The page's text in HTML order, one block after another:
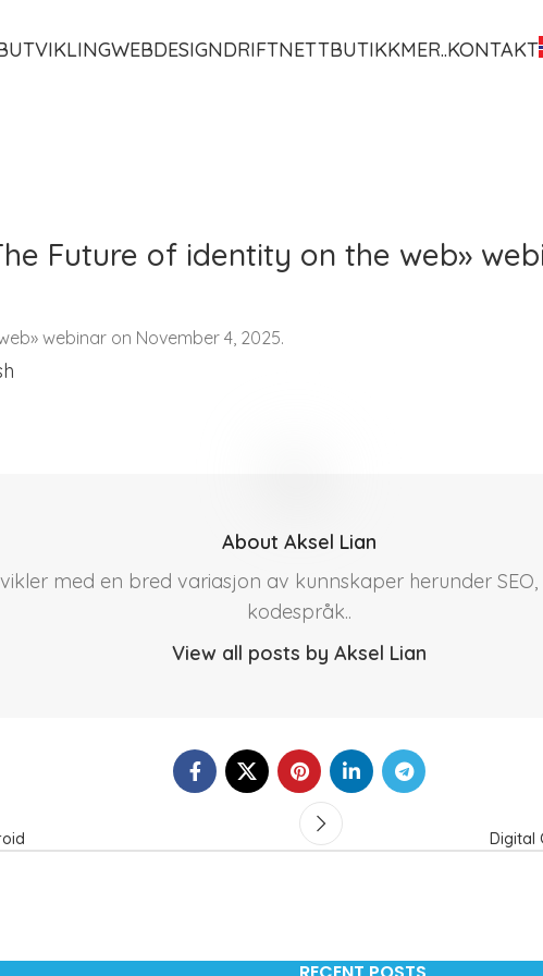
WEBDESIGNDRIFTNETTBUTIKKMER..KONTAKT
Future of identity on the web»
webinar on November 4, 2025.
About Aksel Lian
med en bred variasjon av kunnskaper herunder
kodespråk..
View all posts by Aksel Lian
Digital